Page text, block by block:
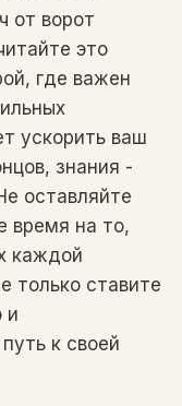
от ворот
это
где важен
ускорить ваш
знания -
оставляйте
время на то,
каждой
только ставите
и
к своей